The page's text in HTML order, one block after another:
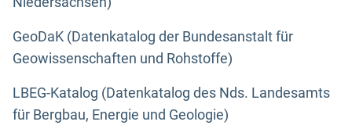
GeoDaK (Datenkatalog der Bundesanstalt für
Geowissenschaften und Rohstoffe)
LBEG-Katalog (Datenkatalog des Nds. Landesamts
für Bergbau, Energie und Geologie)